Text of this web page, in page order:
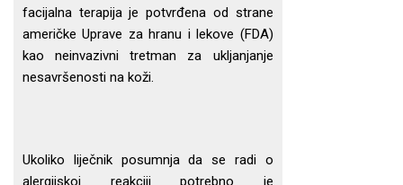
facijalna terapija je potvrđena od strane
američke Uprave za hranu i lekove (FDA)
kao neinvazivni tretman za ukljanjanje
nesavršenosti na koži.
Ukoliko liječnik posumnja da se radi o
alergijskoj reakciji potrebno je